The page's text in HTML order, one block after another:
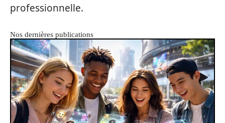
professionnelle.
Nos dernières publications